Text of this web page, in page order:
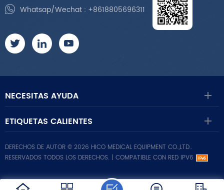
Whatsap/Wechat : +8618805696311
NECESITAS AYUDA
ETIQUETAS CALIENTES
DERECHOS DE AUTOR © 2026 HICO MEDICAL EQUIPMENT CO.,LTD..
RESERVADOS TODOS LOS DERECHOS. | COMPATIBLE CON RED IPV6